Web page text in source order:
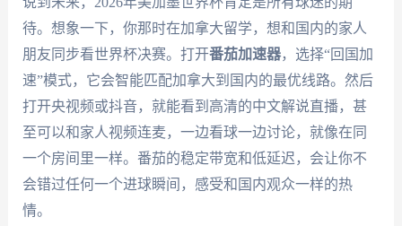
待。想象一下，你那时在加拿大留学，想和国内的家人
朋友同步看世界杯决赛。打开番茄加速器，选择“回国加
速”模式，它会智能匹配加拿大到国内的最优线路。然后
打开央视频或抖音，就能看到高清的中文解说直播，甚
至可以和家人视频连麦，一边看球一边讨论，就像在同
一个房间里一样。番茄的稳定带宽和低延迟，会让你不
会错过任何一个进球瞬间，感受和国内观众一样的热
情。